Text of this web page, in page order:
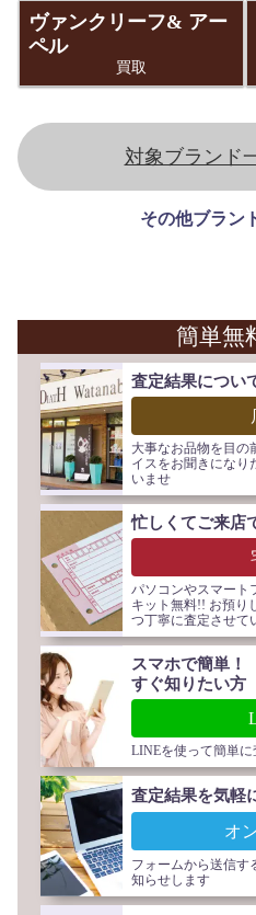
ヴァンクリーフ& アー
ペル
買取
その他ブラン
簡単無
査定結果につい
大事なお品物を目の
イスをお聞きになり
いませ
忙しくてご来店
パソコンやスマート
キット無料!! お預り
つ丁寧に査定させて
スマホで簡単！
すぐ知りたい方
LINEを使って簡単
査定結果を気軽
オ
フォームから送信す
知らせします